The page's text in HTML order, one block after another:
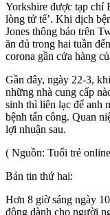
Yorkshire được tạp chí
lòng tử tế’. Khi dịch
Jones thông báo trên
ăn đủ trong hai tuần
corona gần cửa hàng
Gần đây, ngày 22-3,
những nhà cung cấp
sinh thì liên lạc để anh
bệnh tấn công. Quan
lợi nhuận sau.
( Nguồn: Tuổi trẻ
Bản tin thứ hai:
Hơn 8 giờ sáng ngày
động dành cho người